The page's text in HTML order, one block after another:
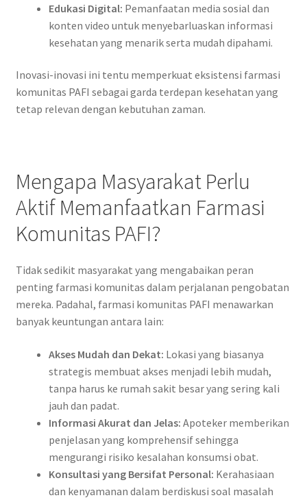
Edukasi Digital: Pemanfaatan media sosial dan
konten video untuk menyebarluaskan informasi
kesehatan yang menarik serta mudah dipahami.
Inovasi-inovasi ini tentu memperkuat eksistensi farmasi
komunitas PAFI sebagai garda terdepan kesehatan yang
tetap relevan dengan kebutuhan zaman.
Mengapa Masyarakat Perlu
Aktif Memanfaatkan Farmasi
Komunitas PAFI?
Tidak sedikit masyarakat yang mengabaikan peran
penting farmasi komunitas dalam perjalanan pengobatan
mereka. Padahal, farmasi komunitas PAFI menawarkan
banyak keuntungan antara lain:
Akses Mudah dan Dekat: Lokasi yang biasanya
strategis membuat akses menjadi lebih mudah,
tanpa harus ke rumah sakit besar yang sering kali
jauh dan padat.
Informasi Akurat dan Jelas: Apoteker memberikan
penjelasan yang komprehensif sehingga
mengurangi risiko kesalahan konsumsi obat.
Konsultasi yang Bersifat Personal: Kerahasiaan
dan kenyamanan dalam berdiskusi soal masalah